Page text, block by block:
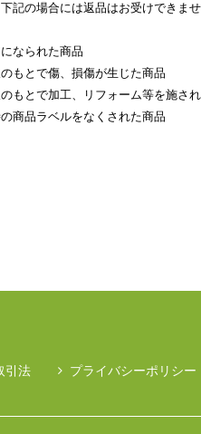
記の場合には返品はお受けできませ
になられた商品
のもとで傷、損傷が生じた商品
のもとで加工、リフォーム等を施さ
の商品ラベルをなくされた商品
引法 プライバシーポリシー